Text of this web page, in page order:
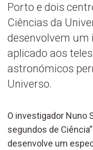
Porto e dois
Ciências da
desenvolvem
aplicado aos
astronómicos
Universo.
O investigador Nuno
segundos de
desenvolve um